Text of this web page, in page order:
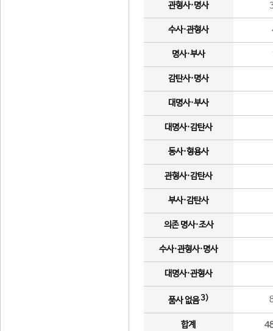
관형사·명사
수사·관형사
명사·부사
감탄사·명사
대명사·부사
대명사·감탄사
동사·형용사
관형사·감탄사
부사·감탄사
의존 명사·조사
수사·관형사·명사
대명사·관형사
품사 없음3)
합계